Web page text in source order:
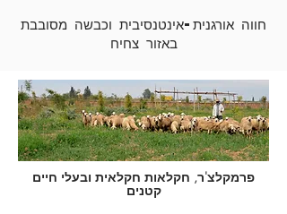
חווה אורגנית-אינטנסיבית וכבשה מסובבת
באזור צחיח
פרמקלצ'ר, חקלאות חקלאית ובעלי חיים
קטנים